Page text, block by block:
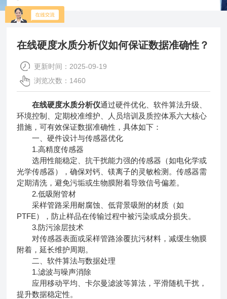
在线硬度水质分析仪如何保证数据准确性？
更新时间：2025-09-19
浏览次数：1460
在线硬度水质分析仪通过硬件优化、软件算法升级、
环境控制、定期校准维护、人员培训及质控体系六大核心
措施，可有效保证数据准确性，具体如下：
一、硬件设计与传感器优化
1.高精度传感器
选用性能稳定、抗干扰能力强的传感器（如电化学或
光学传感器），确保对钙、镁离子的灵敏检测。传感器需
定期清洗，避免污垢或生物膜附着导致信号偏差。
2.低吸附管材
采样管路采用耐腐蚀、低背景吸附的材质（如
PTFE），防止样品在传输过程中被污染或成分损失。
3.防污涂层技术
对传感器表面或采样管路涂覆抗污材料，减缓生物膜
附着，延长维护周期。
二、软件算法与数据处理
1.滤波与噪声消除
应用移动平均、卡尔曼滤波等算法，平滑随机干扰，
提升数据稳定性。